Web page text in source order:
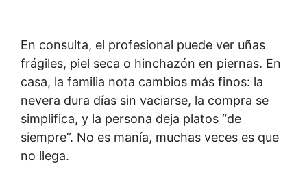
En consulta, el profesional puede ver uñas
frágiles, piel seca o hinchazón en piernas. En
casa, la familia nota cambios más finos: la
nevera dura días sin vaciarse, la compra se
simplifica, y la persona deja platos “de
siempre”. No es manía, muchas veces es que
no llega.